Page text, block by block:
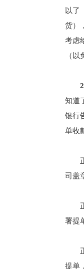
以了
货）
考虑
（
知道
银行
单收
司盖
署提
提单